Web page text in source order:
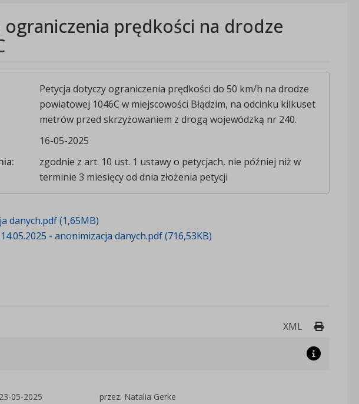
prędkości na drodze
Petycja dotyczy ograniczenia prędkości do 50 km/h na drodze
powiatowej 1046C w miejscowości Błądzim, na odcinku kilkuset
metrów przed skrzyżowaniem z drogą wojewódzką nr 240.
16-05-2025
zgodnie z art. 10 ust. 1 ustawy o petycjach, nie później niż w
terminie 3 miesięcy od dnia złożenia petycji
danych.pdf (1,65MB)
- anonimizacja danych.pdf (716,53KB)
XML Drukuj
23-05-2025 przez: Natalia Gerke